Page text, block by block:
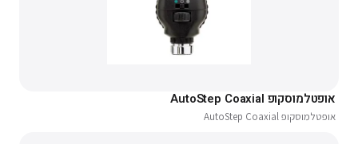
אופטלמוסקופ AutoStep Coaxial
אופטלמוסקופ AutoStep Coaxial